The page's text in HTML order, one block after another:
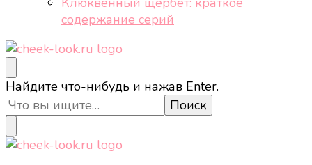
содержание серий
cheek-look.ru
Женский сайт о звездах и кино, а также трендах,
здоровом образе жизни, спорте, стиле, отдыхе и
еде.
Ищите
что-
то?
Найдите что-нибудь и нажав Enter.